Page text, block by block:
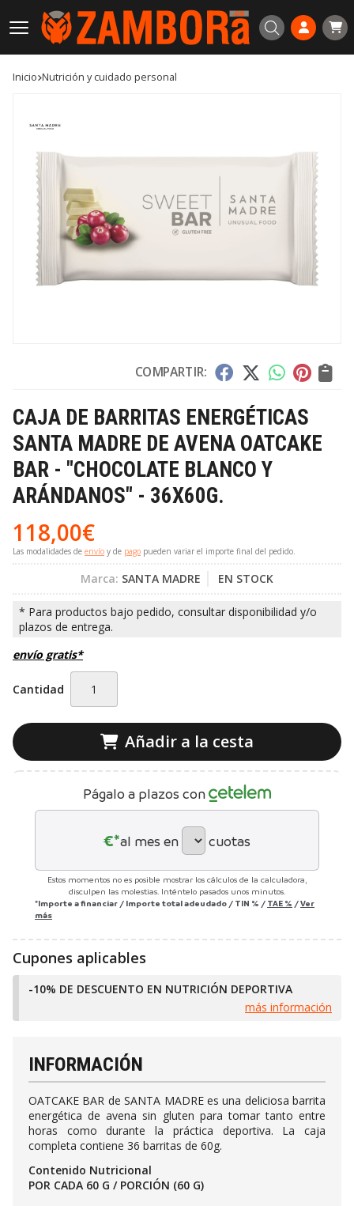
Buscar
Inicio nutrición y cuidado personal
COMPARTIR:
CAJA DE BARRITAS ENERGÉTICAS
SANTA MADRE DE AVENA OATCAKE
BAR - "CHOCOLATE BLANCO Y
ARÁNDANOS" - 36X60G.
118,00€
Las modalidades de envío y de pago pueden variar el importe final del pedido.
Marca: SANTA MADRE EN STOCK
envío gratis*
Cantidad
Añadir a la cesta
Págalo a plazos con
€*al mes en cuotas
Estos momentos no es posible mostrar los cálculos de la calculadora,
disculpen las molestias. Inténtelo pasados unos minutos.
*Importe a financiar / Importe total adeudado / TIN % / TAE % /Ver
más
Cupones aplicables
-10% DE DESCUENTO EN NUTRICIÓN DEPORTIVA
más información
INFORMACIÓN
OATCAKE BAR de SANTA MADRE es una deliciosa barrita
energética de avena sin gluten para tomar tanto entre
horas como durante la práctica deportiva. La caja
completa contiene 36 barritas de 60g.
Contenido Nutricional
POR CADA 60 G / PORCIÓN (60 G)